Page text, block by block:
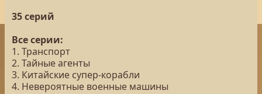
35 серий
Все серии:
1. Транспорт
2. Тайные агенты
3. Китайские супер-корабли
4. Невероятные военные машины